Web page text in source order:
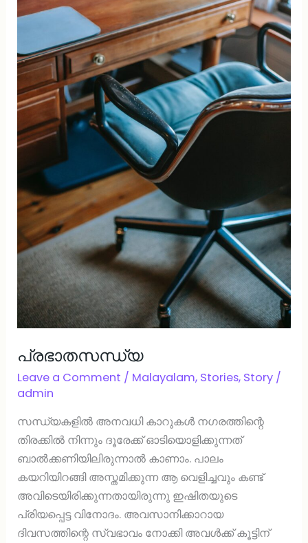
പ്രഭാതസന്ധ്യ
Leave a Comment / Malayalam, Stories, Story /
admin
സന്ധ്യകളിൽ അനവധി കാറുകൾ നഗരത്തിന്റെ
തിരക്കിൽ നിന്നും ദൂരേക്ക് ഓടിയൊളിക്കുന്നത്
ബാൽക്കണിയിലിരുന്നാൽ കാണാം. പാലം
കയറിയിറങ്ങി അസ്തമിക്കുന്ന ആ വെളിച്ചവും കണ്ട്
അവിടെയിരിക്കുന്നതായിരുന്നു ഇഷിതയുടെ
പ്രിയപ്പെട്ട വിനോദം. അവസാനിക്കാറായ
ദിവസത്തിന്റെ സ്വഭാവം നോക്കി അവൾക്ക് കൂട്ടിന്